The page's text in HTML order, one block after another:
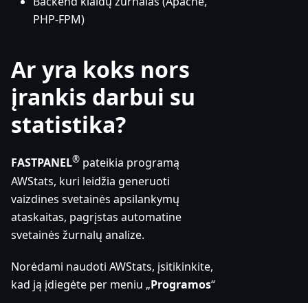
PHP-FPM)
Ar yra koks nors
įrankis darbui su
statistika?
FASTPANEL® pateikia programą
AWStats, kuri leidžia generuoti
vaizdines svetainės apsilankymų
ataskaitas, pagrįstas automatine
svetainės žurnalų analize.
Norėdami naudoti AWStats, įsitikinkite,
kad ją įdiegėte per meniu „Programos“